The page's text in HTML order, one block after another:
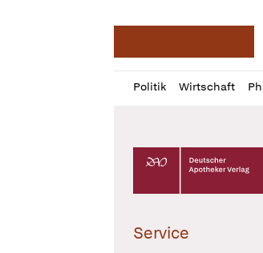
Politik Wirtschaft
Profil
öffnen
Daz
Pur
Deutscher Apotheker
Service